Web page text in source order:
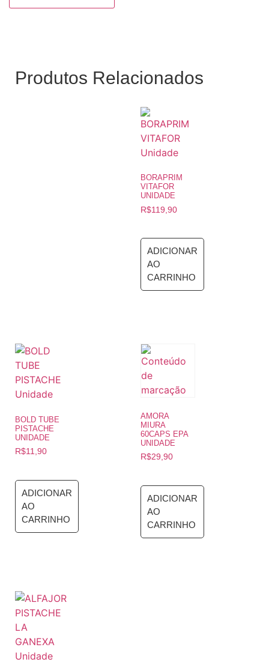
Produtos Relacionados
BORAPRIM
VITAFOR
UNIDADE
R$119,90
ADICIONAR
AO
CARRINHO
BOLD TUBE
PISTACHE
UNIDADE
R$11,90
ADICIONAR
AO
CARRINHO
AMORA
MIURA
60CAPS EPA
UNIDADE
R$29,90
ADICIONAR
AO
CARRINHO